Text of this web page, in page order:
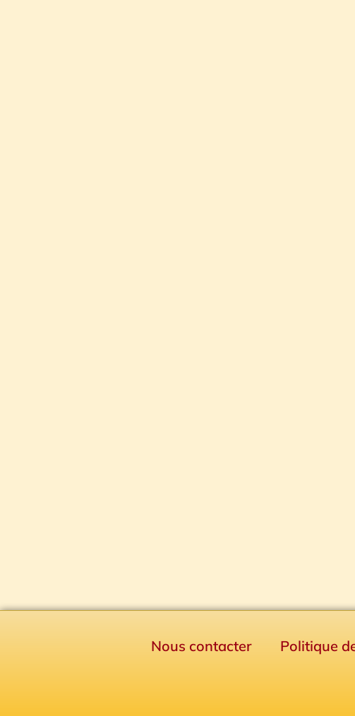
Nous contacter Politique